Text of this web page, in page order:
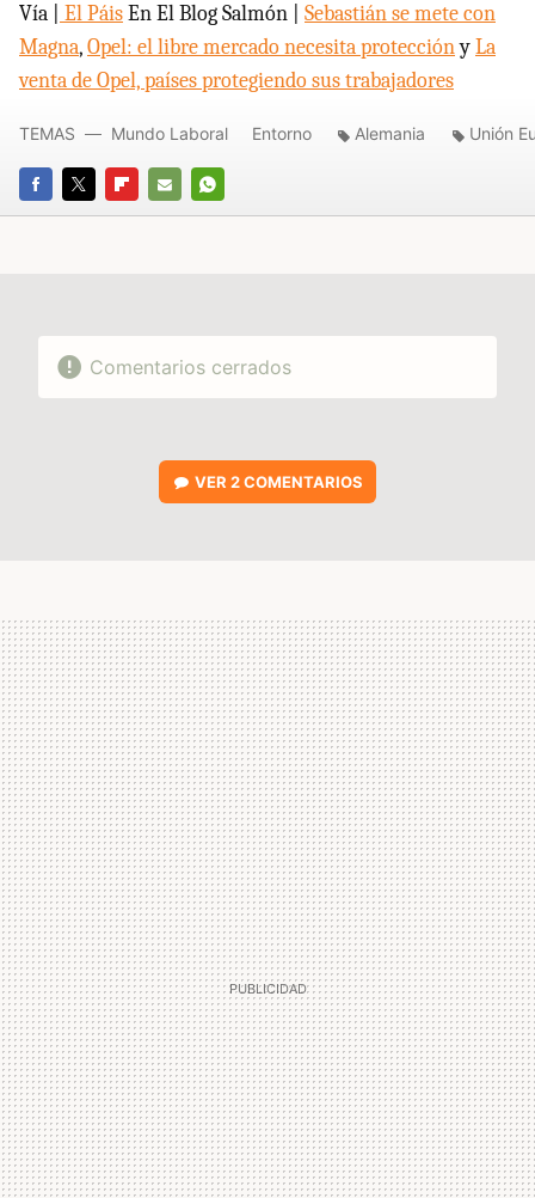
Vía | El PáisEn El Blog Salmón | Sebastián se mete con
Magna,Opel: el libre mercado necesita protecciónyLa
venta de Opel, países protegiendo sus trabajadores
FACEBOOK
TWITTERFLIPBOARD
E-
WHATSAPP
TEMAS Mundo Laboral Entorno Alemania Unión
Comentarios cerrados
VER2 COMENTARIOS